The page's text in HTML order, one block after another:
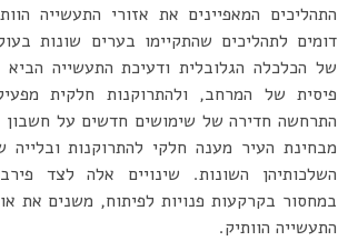
התהליכים המאפיינים את אזורי התעשייה
דומים לתהליכים שהתקיימו בערים שונות
של הכלכלה הגלובלית ודעיכת התעשייה
פיסית של המרחב, ולהתרוקנות חלקית
התרחשה חדירה של שימושים חדשים על
מבחינת העיר מענה חלקי להתרוקנות
השלכותיהן השונות. שינויים אלה לצד
במחסור בקרקעות פנויות לפיתוח, משנים את
התעשייה הוותיק.